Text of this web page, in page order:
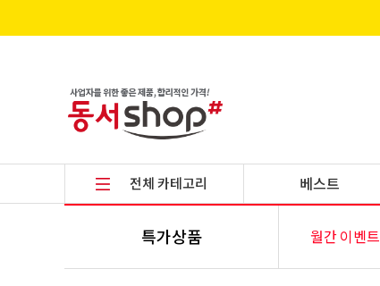
전체 카테고리 베스트
특가상품 월간 이벤트